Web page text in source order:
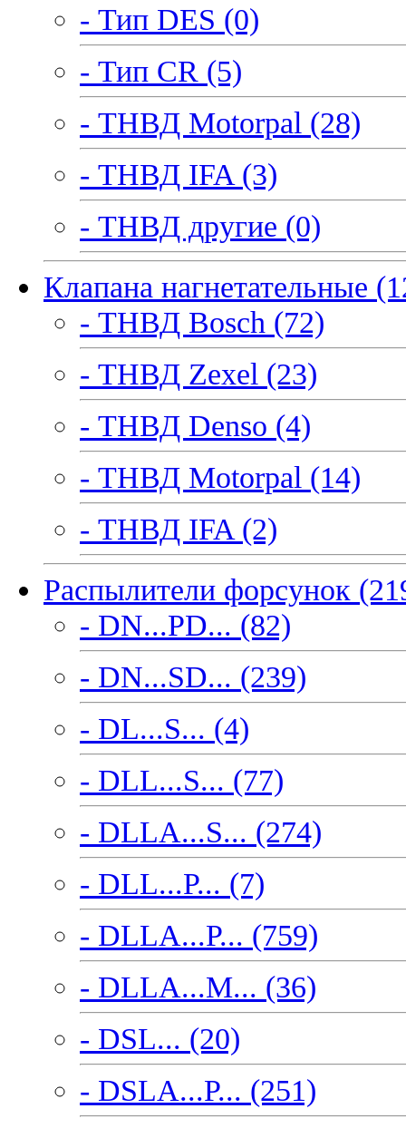
- Тип DES (0)
- Тип CR (5)
- ТНВД Motorpal (28)
- ТНВД IFA (3)
- ТНВД другие (0)
Клапана нагнетательные
- ТНВД Bosch (72)
- ТНВД Zexel (23)
- ТНВД Denso (4)
- ТНВД Motorpal (14)
- ТНВД IFA (2)
Распылители форсунок
- DN...PD... (82)
- DN...SD... (239)
- DL...S... (4)
- DLL...S... (77)
- DLLA...S... (274)
- DLL...P... (7)
- DLLA...P... (759)
- DLLA...M... (36)
- DSL... (20)
- DSLA...P... (251)